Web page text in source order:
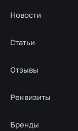
Новости
Статьи
Отзывы
Реквизиты
Бренды